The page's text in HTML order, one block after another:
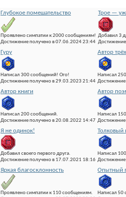
Глубокое помешательство
Проявлено симпатии к 2000 сообщениям!
Достижение получено в 07.06.2024 23:44
Трое —
Добавил 3
Гуру
Написал 300 сообщений! Ого!
Достижение получено в 29.03.2023 21:44
Автор
Написал
Автор книги
Написал 200 сообщений.
Достижение получено в 20.08.2022 14:47
Автор
Написал
Я не одинок!
Добавил своего первого друга.
Достижение получено в 17.07.2021 18:16
Толковый
Написал
Яркая благосклонность
Проявлено симпатии к 110 сообщениям.
Опытный
Написал 50